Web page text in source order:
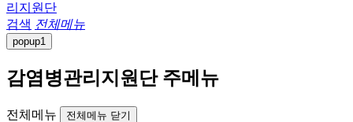
리지원단
검색 전체메뉴
popup1
감염병관리지원단 주메뉴
전체메뉴 전체메뉴 닫기